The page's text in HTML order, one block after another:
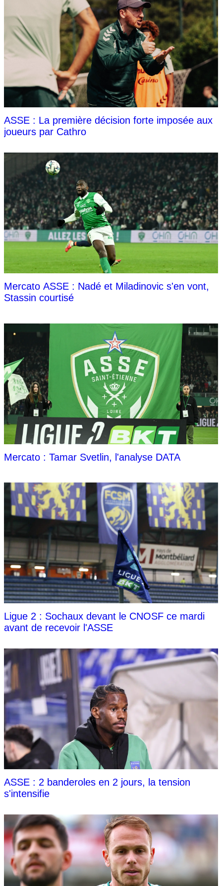
ASSE : La première décision forte imposée aux
joueurs par Cathro
Mercato ASSE : Nadé et Miladinovic s'en vont,
Stassin courtisé
Mercato : Tamar Svetlin, l'analyse DATA
Ligue 2 : Sochaux devant le CNOSF ce mardi
avant de recevoir l'ASSE
ASSE : 2 banderoles en 2 jours, la tension
s'intensifie